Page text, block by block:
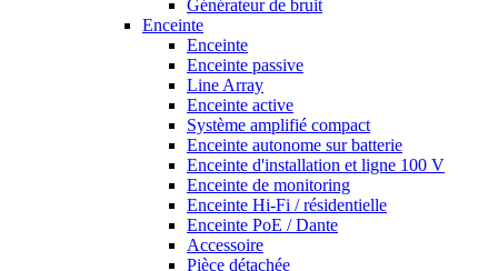
Générateur de bruit
Enceinte
Enceinte
Enceinte passive
Line Array
Enceinte active
Système amplifié compact
Enceinte autonome sur batterie
Enceinte d'installation et ligne 100 V
Enceinte de monitoring
Enceinte Hi-Fi / résidentielle
Enceinte PoE / Dante
Accessoire
Pièce détachée